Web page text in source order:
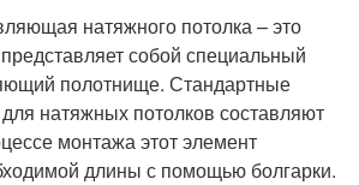
натяжного потолка – это
собой специальный
полотнище. Стандартные
натяжных потолков составляют
монтажа этот элемент
длины с помощью болгарки.